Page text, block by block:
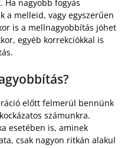
nagyobb fogyás
a melleid, vagy egyszerűen
is a mellnagyobbítás jöhet
egyéb korrekciókkal is
előtt felmerül bennünk
számunkra.
esetében is, aminek
csak nagyon ritkán alakul